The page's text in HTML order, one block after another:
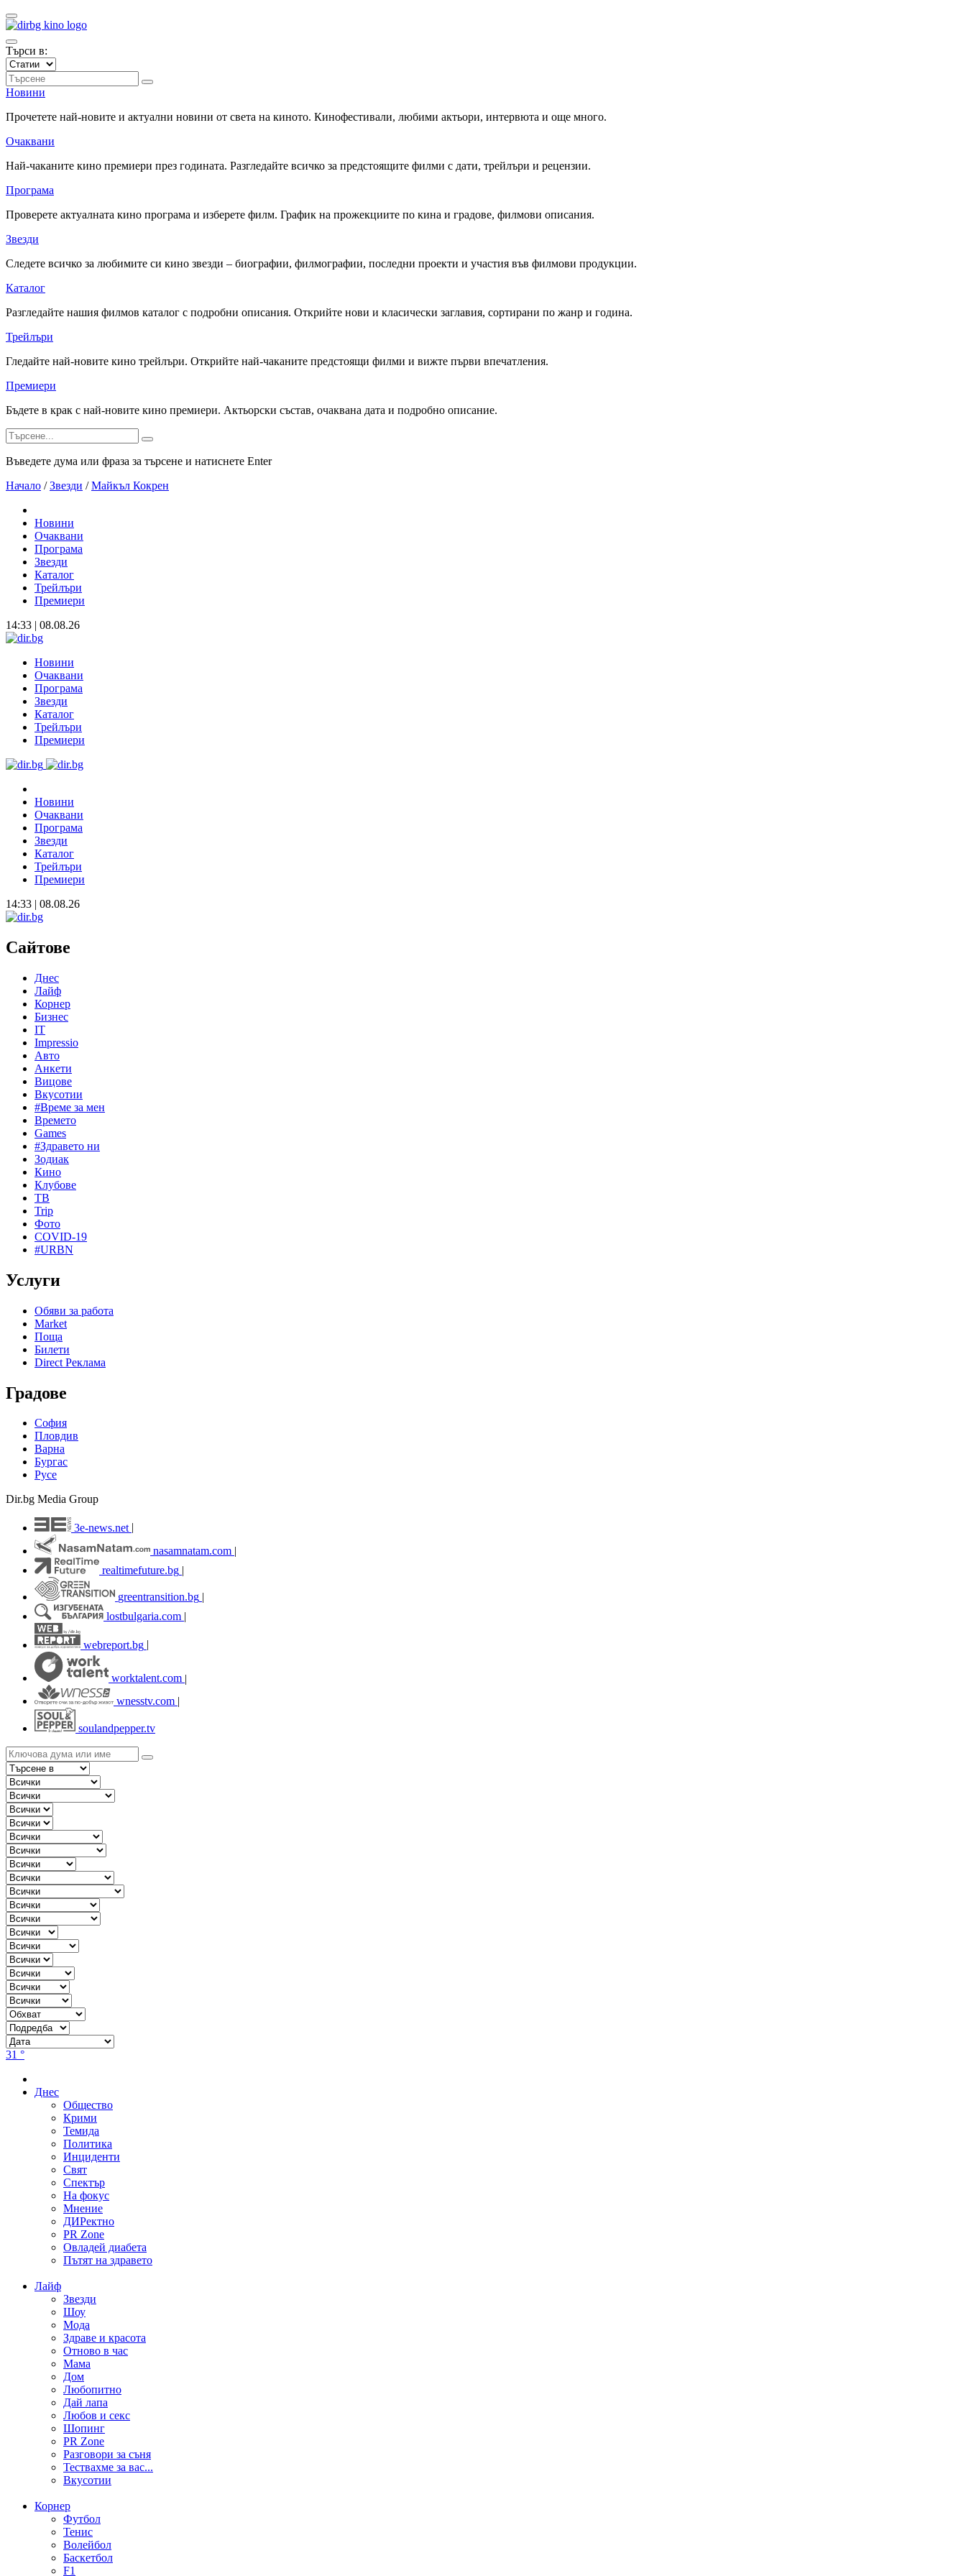
Търси в:
Новини
Прочетете най-новите и актуални новини от света на киното. Кинофестивали, любими актьори, интервюта и още много.
Очаквани
Най-чаканите кино премиери през годината. Разгледайте всичко за предстоящите филми с дати, трейлъри и рецензии.
Програма
Проверете актуалната кино програма и изберете филм. График на прожекциите по кина и градове, филмови описания.
Звезди
Следете всичко за любимите си кино звезди – биографии, филмографии, последни проекти и участия във филмови продукции.
Каталог
Разгледайте нашия филмов каталог с подробни описания. Открийте нови и класически заглавия, сортирани по жанр и година.
Трейлъри
Гледайте най-новите кино трейлъри. Открийте най-чаканите предстоящи филми и вижте първи впечатления.
Премиери
Бъдете в крак с най-новите кино премиери. Актьорски състав, очаквана дата и подробно описание.
Въведете дума или фраза за търсене и натиснете Enter
Начало / Звезди / Майкъл Кокрен
Новини
Очаквани
Програма
Звезди
Каталог
Трейлъри
Премиери
14:33 | 08.08.26
Новини
Очаквани
Програма
Звезди
Каталог
Трейлъри
Премиери
Новини
Очаквани
Програма
Звезди
Каталог
Трейлъри
Премиери
14:33 | 08.08.26
Сайтове
Днес
Лайф
Корнер
Бизнес
IT
Impressio
Авто
Анкети
Вицове
Вкусотии
#Време за мен
Времето
Games
#Здравето ни
Зодиак
Кино
Клубове
ТВ
Trip
Фото
COVID-19
#URBN
Услуги
Обяви за работа
Market
Поща
Билети
Direct Реклама
Градове
София
Пловдив
Варна
Бургас
Русе
Dir.bg Media Group
3e-news.net
nasamnatam.com |
realtimefuture.bg |
greentransition.bg |
lostbulgaria.com |
webreport.bg
worktalent.com |
wnesstv.com |
soulandpepper.tv
31 °
Днес
Общество
Крими
Темида
Политика
Инциденти
Свят
Спектър
На фокус
Мнение
ДИРектно
PR Zone
Овладей диабета
Пътят на здравето
Лайф
Звезди
Шоу
Мода
Здраве и красота
Отново в час
Мама
Дом
Любопитно
Дай лапа
Любов и секс
Шопинг
PR Zone
Разговори за съня
Тествахме за вас...
Вкусотии
Корнер
Футбол
Тенис
Волейбол
Баскетбол
F1